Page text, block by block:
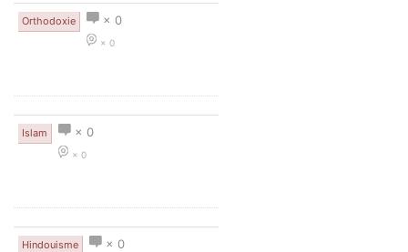
Orthodoxie × 0
× 0
Islam × 0
× 0
Hindouisme × 0